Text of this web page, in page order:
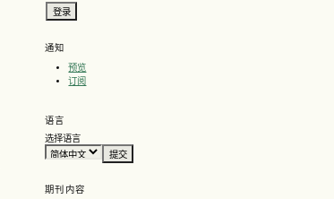
通知
预览
订阅
语言
选择语言
期刊内容